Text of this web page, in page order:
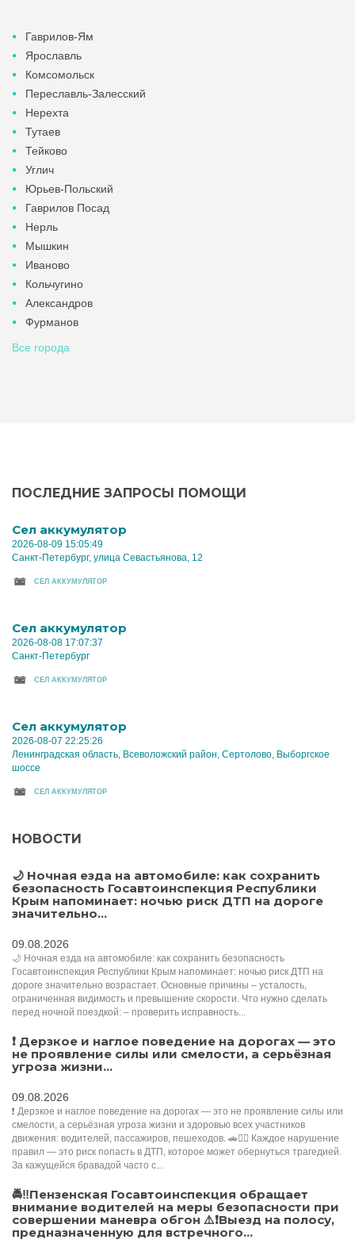
Гаврилов-Ям
Ярославль
Комсомольск
Переславль-Залесский
Нерехта
Тутаев
Тейково
Углич
Юрьев-Польский
Гаврилов Посад
Нерль
Мышкин
Иваново
Кольчугино
Александров
Фурманов
Все города
ПОСЛЕДНИЕ ЗАПРОСЫ ПОМОЩИ
Cел аккумулятор
2026-08-09 15:05:49
Санкт-Петербург, улица Севастьянова, 12
CЕЛ АККУМУЛЯТОР
Cел аккумулятор
2026-08-08 17:07:37
Санкт-Петербург
CЕЛ АККУМУЛЯТОР
Cел аккумулятор
2026-08-07 22:25:26
Ленинградская область, Всеволожский район, Сертолово, Выборгское
шоссе
CЕЛ АККУМУЛЯТОР
НОВОСТИ
🌙 Ночная езда на автомобиле: как сохранить
безопасность Госавтоинспекция Республики
Крым напоминает: ночью риск ДТП на дороге
значительно...
09.08.2026
🌙 Ночная езда на автомобиле: как сохранить безопасность
Госавтоинспекция Республики Крым напоминает: ночью риск ДТП на
дороге значительно возрастает. Основные причины – усталость,
ограниченная видимость и превышение скорости. Что нужно сделать
перед ночной поездкой: – проверить исправность...
❗ Дерзкое и наглое поведение на дорогах — это
не проявление силы или смелости, а серьёзная
угроза жизни...
09.08.2026
❗ Дерзкое и наглое поведение на дорогах — это не проявление силы или
смелости, а серьёзная угроза жизни и здоровью всех участников
движения: водителей, пассажиров, пешеходов. 🚗🚶‍♂️ Каждое нарушение
правил — это риск попасть в ДТП, которое может обернуться трагедией.
За кажущейся бравадой часто с...
🚔‼️Пензенская Госавтоинспекция обращает
внимание водителей на меры безопасности при
совершении маневра обгон ⚠️❗Выезд на полосу,
предназначенную для встречного...